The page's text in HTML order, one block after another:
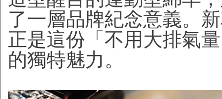
了一層品牌紀念意義。
正是這份「不用大排氣
的獨特魅力。